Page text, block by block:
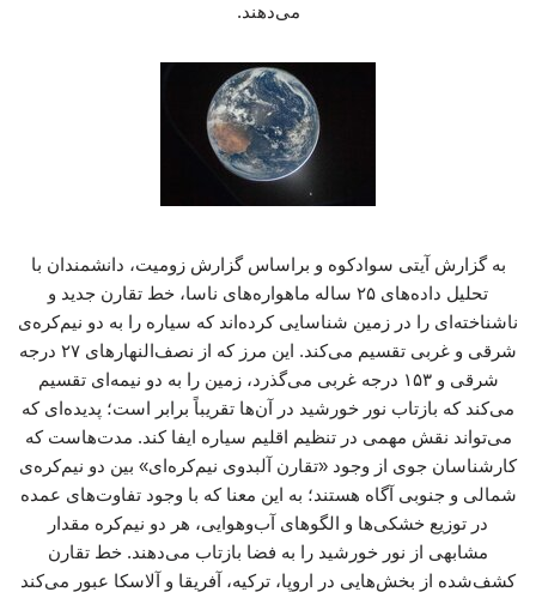
می‌دهند.
به گزارش آیتی سوادکوه و براساس گزارش زومیت، دانشمندان با
تحلیل داده‌های ۲۵ ساله ماهواره‌های ناسا، خط تقارن جدید و
ناشناخته‌ای را در زمین شناسایی کرده‌اند که سیاره را به دو نیم‌کره‌ی
شرقی و غربی تقسیم می‌کند. این مرز که از نصف‌النهارهای ۲۷ درجه
شرقی و ۱۵۳ درجه غربی می‌گذرد، زمین را به دو نیمه‌ای تقسیم
می‌کند که بازتاب نور خورشید در آن‌ها تقریباً برابر است؛ پدیده‌ای که
می‌تواند نقش مهمی در تنظیم اقلیم سیاره ایفا کند. مدت‌هاست که
کارشناسان جوی از وجود «تقارن آلبدوی نیم‌کره‌ای» بین دو نیم‌کره‌ی
شمالی و جنوبی آگاه هستند؛ به این معنا که با وجود تفاوت‌های عمده
در توزیع خشکی‌ها و الگوهای آب‌وهوایی، هر دو نیم‌کره مقدار
مشابهی از نور خورشید را به فضا بازتاب می‌دهند. خط تقارن
کشف‌شده از بخش‌هایی در اروپا، ترکیه، آفریقا و آلاسکا عبور می‌کند